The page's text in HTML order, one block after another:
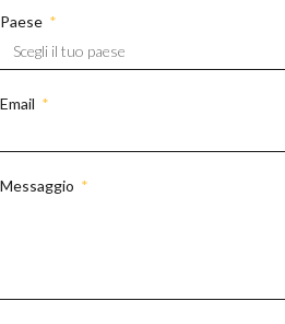
Paese
Email
Messaggio